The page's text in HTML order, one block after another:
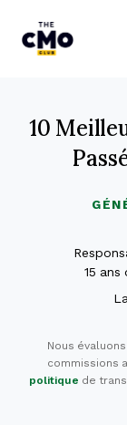
10
15
Nous
commissions
politique de